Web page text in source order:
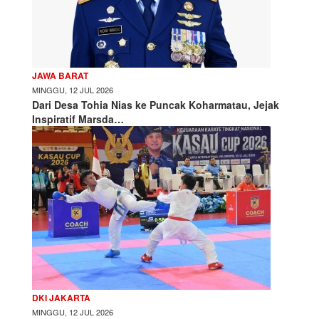
JAWA BARAT
MINGGU, 12 JUL 2026
Dari Desa Tohia Nias ke Puncak Koharmatau, Jejak
Inspiratif Marsda…
DKI JAKARTA
MINGGU, 12 JUL 2026